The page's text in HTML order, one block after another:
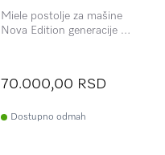
Miele postolje za mašine
Nova Edition generacije W1
70.000,00 RSD
Dostupno odmah